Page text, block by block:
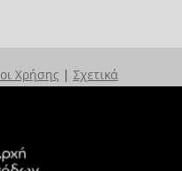
Χρήσης | Σχετικά